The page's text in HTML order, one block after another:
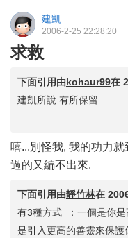
建凱
2006-2-25 22:28:20
求救
下面引用由kohaur99在
建凱所說 有所保留
嘻...別怪我, 我的功力
過的又編不出來.
下面引用由靜竹林在
有3種方式 ：一個是你是
是引入更高的善靈來保